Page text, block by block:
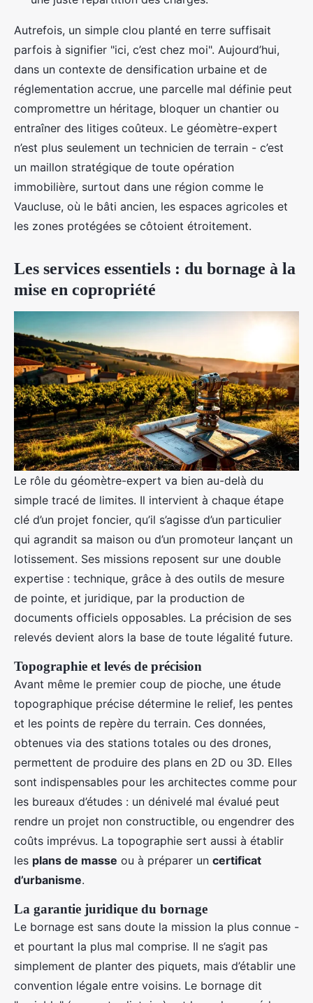
Autrefois, un simple clou planté en terre suffisait
parfois à signifier "ici, c’est chez moi". Aujourd’hui,
dans un contexte de densification urbaine et de
réglementation accrue, une parcelle mal définie peut
compromettre un héritage, bloquer un chantier ou
entraîner des litiges coûteux. Le géomètre-expert
n’est plus seulement un technicien de terrain - c’est
un maillon stratégique de toute opération
immobilière, surtout dans une région comme le
Vaucluse, où le bâti ancien, les espaces agricoles et
les zones protégées se côtoient étroitement.
Les services essentiels : du bornage à la
mise en copropriété
Le rôle du géomètre-expert va bien au-delà du
simple tracé de limites. Il intervient à chaque étape
clé d’un projet foncier, qu’il s’agisse d’un particulier
qui agrandit sa maison ou d’un promoteur lançant un
lotissement. Ses missions reposent sur une double
expertise : technique, grâce à des outils de mesure
de pointe, et juridique, par la production de
documents officiels opposables. La précision de ses
relevés devient alors la base de toute légalité future.
Topographie et levés de précision
Avant même le premier coup de pioche, une étude
topographique précise détermine le relief, les pentes
et les points de repère du terrain. Ces données,
obtenues via des stations totales ou des drones,
permettent de produire des plans en 2D ou 3D. Elles
sont indispensables pour les architectes comme pour
les bureaux d’études : un dénivelé mal évalué peut
rendre un projet non constructible, ou engendrer des
coûts imprévus. La topographie sert aussi à établir
les plans de masse ou à préparer un certificat
d’urbanisme.
La garantie juridique du bornage
Le bornage est sans doute la mission la plus connue -
et pourtant la plus mal comprise. Il ne s’agit pas
simplement de planter des piquets, mais d’établir une
convention légale entre voisins. Le bornage dit